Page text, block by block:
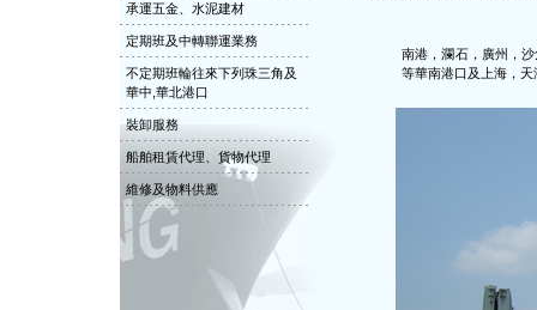
承運五金、水泥建材
定期班及中轉聯運業務
不定期班輪往來下列珠三角及
華中,華北港口
裝卸服務
船舶租賃代理、貨物代理
維修及物料供應
南港，瀾石，廣州，
等華南港口及上海，